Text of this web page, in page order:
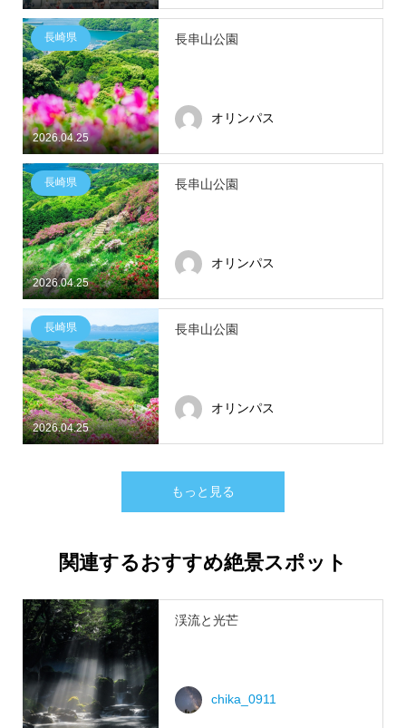
2026.04.25
長崎県 長串山公園
オリンパス
2026.04.25
長崎県 長串山公園
オリンパス
2026.04.25
長崎県 長串山公園
オリンパス
もっと見る
関連するおすすめ絶景スポット
渓流と光芒
chika_0911